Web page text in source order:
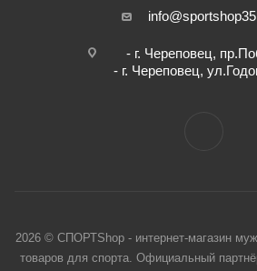
- г. Череповец,
- г. Череповец,
2026 © СПОРТShop - интернет-магазин
товаров для спорта. Официальный